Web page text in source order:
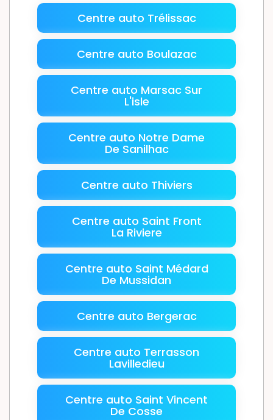
Centre auto Trélissac
Centre auto Boulazac
Centre auto Marsac Sur
L'isle
Centre auto Notre Dame
De Sanilhac
Centre auto Thiviers
Centre auto Saint Front
La Riviere
Centre auto Saint Médard
De Mussidan
Centre auto Bergerac
Centre auto Terrasson
Lavilledieu
Centre auto Saint Vincent
De Cosse